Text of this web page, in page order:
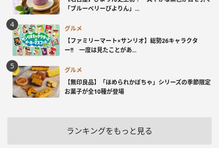
「ブルーベリーぴよりん」...
グルメ
【ファミリーマート×サンリオ】総勢26キャラクタ
ー!! 一度は見たことがあ...
グルメ
【無印良品】「ほめられかぼちゃ」シリーズの季節限定
お菓子が全10種が登場
ランキングをもっと見る